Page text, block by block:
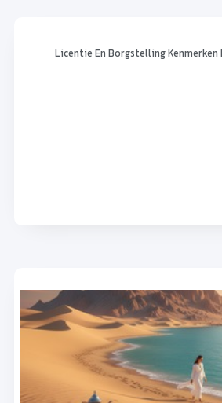
Licentie En Borgstelling Kenmerken Betspino